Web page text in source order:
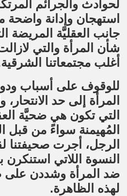
لحوادث والجرائم
استهجان وإدانة واضحة
جانب العقليَّة المريضة
شأن المرأة والتي
أغلب مجتمعاتنا
للوقوف على أسباب
المرأة إلى حد الانتحار،
التي تكون هي ضحيَّة
المُهيمنة سواءً من قبل
الرجل، أجرت صحيفتنا
النسوة اللاتي
ضد المرأة وشددن
لهذه الظاهرة.